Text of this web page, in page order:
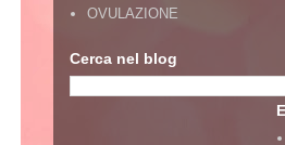
OVULAZIONE
Cerca nel blog